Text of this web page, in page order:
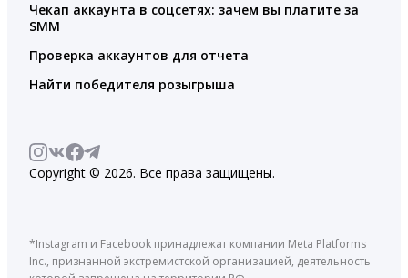
Чекап аккаунта в соцсетях: зачем вы платите за
SMM
Проверка аккаунтов для отчета
Найти победителя розыгрыша
Copyright © 2026. Все права защищены.
*Instagram и Facebook принадлежат компании Meta Platforms
Inc., признанной экстремистской организацией, деятельность